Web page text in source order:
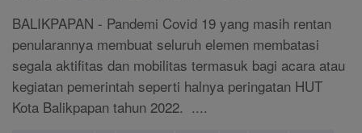
BALIKPAPAN - Pandemi Covid 19 yang masih rentan
penularannya membuat seluruh elemen membatasi
segala aktifitas dan mobilitas termasuk bagi acara atau
kegiatan pemerintah seperti halnya peringatan HUT
Kota Balikpapan tahun 2022. ....